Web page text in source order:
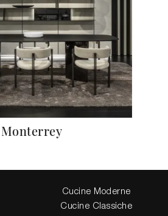
Monterrey
Cucine Moderne
Cucine Classiche